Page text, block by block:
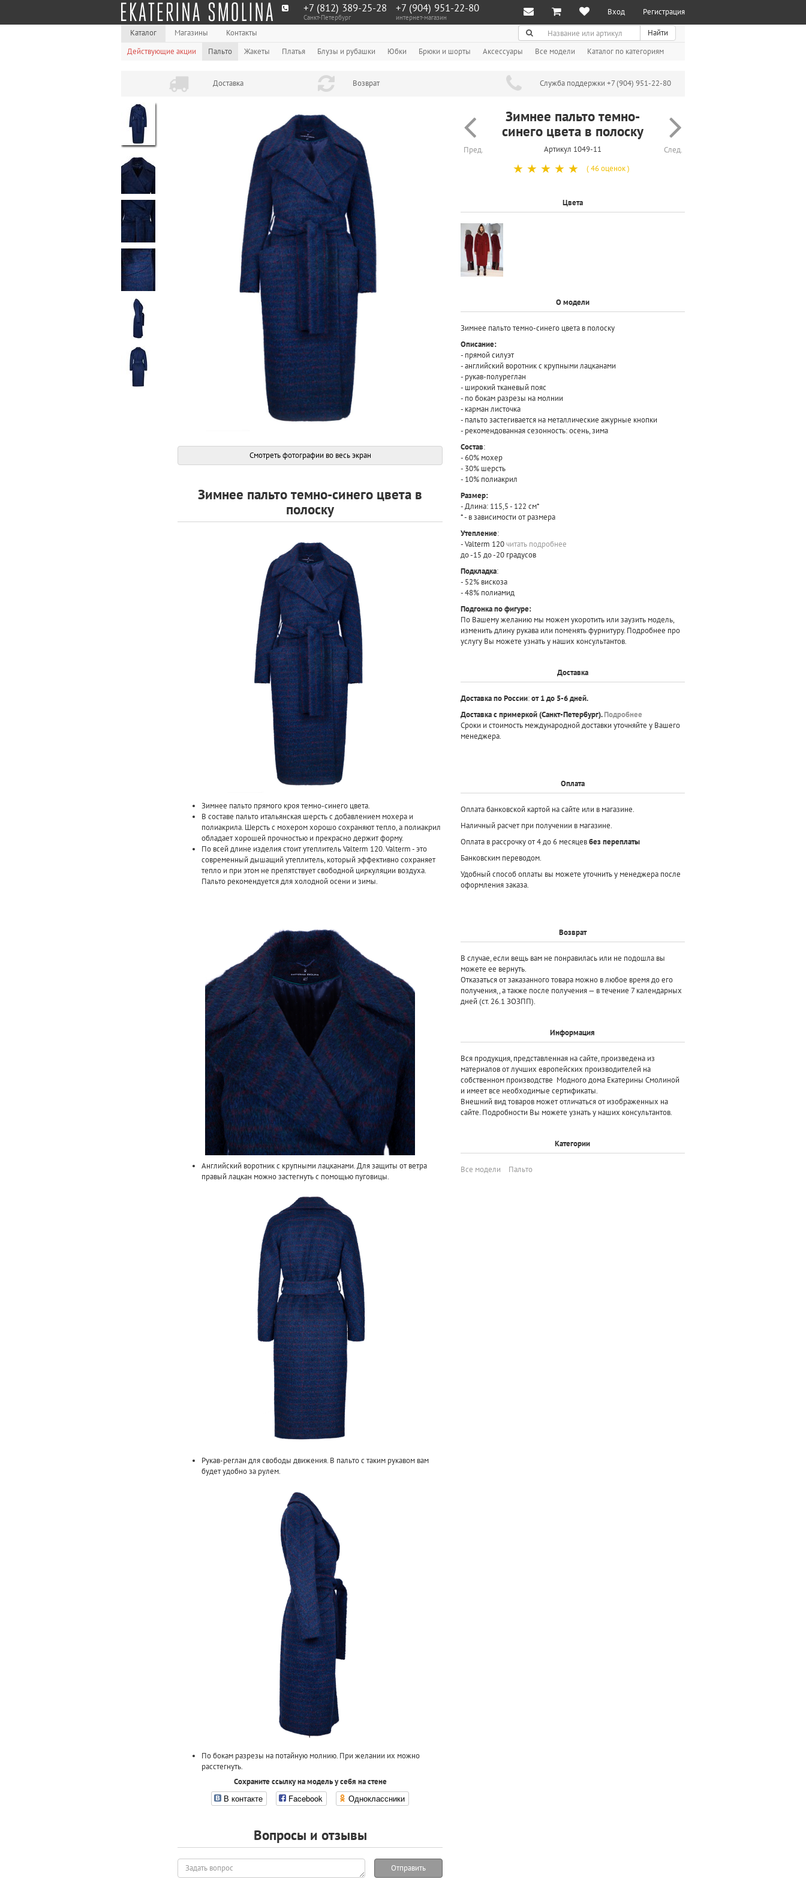
+7 (812) 389-25-28
Санкт-Петербург
+7 (904) 951‑22‑80
интернет-магазин
Вход Регистрация
Каталог Магазины Контакты Поиск
Найти
Действующие акции
Пальто Жакеты Платья Блузы и рубашки Юбки Брюки и шорты Аксессуары Все модели Каталог по категориям
Доставка Возврат Служба поддержки +7 (904) 951-22-80
Смотреть фотографии во весь экран
Зимнее пальто темно-синего цвета в
полоску
Зимнее пальто прямого кроя темно-синего цвета.
В составе пальто итальянская шерсть с добавлением мохера и
полиакрила. Шерсть с мохером хорошо сохраняют тепло, а полиакрил
обладает хорошей прочностью и прекрасно держит форму.
По всей длине изделия стоит утеплитель Valterm 120. Valterm - это
современный дышащий утеплитель, который эффективно сохраняет
тепло и при этом не препятствует свободной циркуляции воздуха.
Пальто рекомендуется для холодной осени и зимы.
Английский воротник с крупными лацканами. Для защиты от ветра
правый лацкан можно застегнуть с помощью пуговицы.
Рукав-реглан для свободы движения. В пальто с таким рукавом вам
будет удобно за рулем.
По бокам разрезы на потайную молнию. При желании их можно
расстегнуть.
Сохраните ссылку на модель у себя на стене
В контакте Facebook Одноклассники
Вопросы и отзывы
Задать
вопрос
Отправить
Пред.
Зимнее пальто темно-
синего цвета в полоску
Артикул 1049-11 След.
☆
☆
☆
☆
☆ ( 46 оценок )
Цвета
О модели
Зимнее пальто темно-синего цвета в полоску
Описание:
- прямой силуэт
- английский воротник с крупными лацканами
- рукав-полуреглан
- широкий тканевый пояс
- по бокам разрезы на молнии
- карман листочка
- пальто застегивается на металлические ажурные кнопки
- рекомендованная сезонность: осень, зима
Состав:
- 60% мохер
- 30% шерсть
- 10% полиакрил
Размер:
- Длина: 115,5 - 122 см*
* - в зависимости от размера
Утепление:
- Valterm 120читать подробнее
до -15 до -20 градусов
Подкладка:
- 52% вискоза
- 48% полиамид
Подгонка по фигуре:
По Вашему желанию мы можем укоротить или заузить модель,
изменить длину рукава или поменять фурнитуру. Подробнее про
услугу Вы можете узнать у наших консультантов.
Доставка
Доставка по России:от 1 до 5-6 дней.
Доставка с примеркой(Санкт-Петербург).Подробнее
Сроки и стоимость международной доставки уточняйте у Вашего
менеджера.
Оплата
Оплата банковской картой на сайте или в магазине.
Наличный расчет при получении в магазине.
Оплата в рассрочку от 4 до 6 месяцевбез переплаты
Банковским переводом.
Удобный способ оплаты вы можете уточнить у менеджера после
оформления заказа.
Возврат
В случае, если вещь вам не понравилась или не подошла вы
можете ее вернуть.
Отказаться от заказанного товара можно в любое время до его
получения,, а также после получения — в течение 7 календарных
дней (ст. 26.1 ЗОЗПП).
Информация
Вся продукция, представленная на сайте, произведена из
материалов от лучших европейских производителей на
собственном производстве Модного дома Екатерины Смолиной
и имеет все необходимые сертификаты.
Внешний вид товаров может отличаться от изображенных на
сайте. Подробности Вы можете узнать у наших консультантов.
Категории
Все модели Пальто